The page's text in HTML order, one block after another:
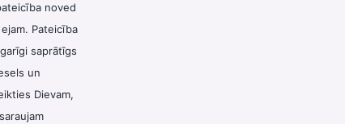
noved
Pateicība
saprātīgs
un
Dievam,